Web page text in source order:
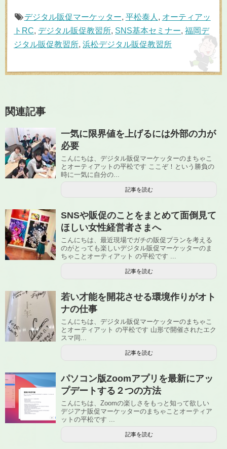
デジタル販促マーケッター, 平松泰人 , オーティアッ
トRC, デジタル販促教習所, SNS基本セミナー,福岡デ
ジタル販促教習所,浜松デジタル販促教習所
関連記事
一気に限界値を上げるには外部の力が
必要
こんにちは、デジタル販促マーケッターのまちゃこ
とオーティアットの平松です ここぞ！という勝負の
時に一気に自分の...
記事を読む
SNSや販促のことをまとめて面倒見て
ほしい女性経営者さまへ
こんにちは、最近現場でガチの販促プランを考える
のがとっても楽しいデジタル販促マーケッターのま
ちゃことオーティアット の平松です ...
記事を読む
若い才能を開花させる環境作りがオト
ナの仕事
こんにちは、デジタル販促マーケッターのまちゃこ
とオーティアット の平松です 山形で開催されたエク
スマ同...
記事を読む
パソコン版Zoomアプリを最新にアッ
プデートする２つの方法
こんにちは、Zoomの楽しさをもっと知って欲しい
デジアナ販促マーケッターのまちゃことオーティア
ットの平松です ...
記事を読む